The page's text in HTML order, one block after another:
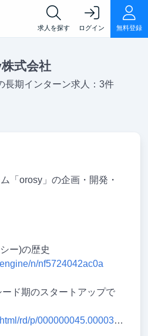
求人を探す ログイン 無料登録
式会社
長期インターン求人：3件
「orosy」の企画・開発・
ー)の歴史
n/nf5724042ac0a
ド期のスタートアップで
p/000000045.000035683.html